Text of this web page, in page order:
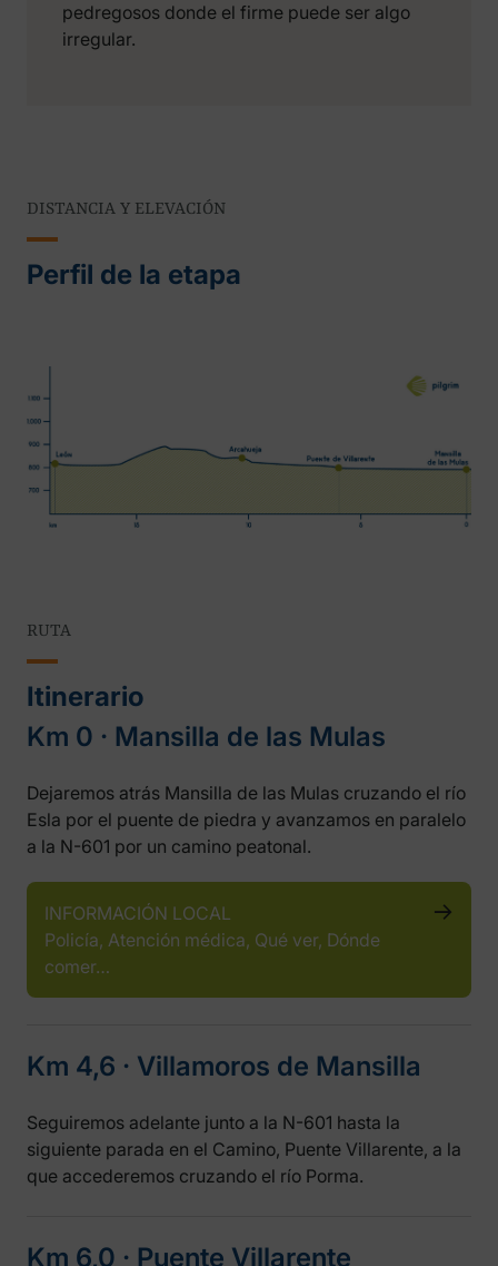
pedregosos donde el firme puede ser algo
irregular.
DISTANCIA Y ELEVACIÓN
Perfil de la etapa
RUTA
Itinerario
Km 0 ‧ Mansilla de las Mulas
Dejaremos atrás Mansilla de las Mulas cruzando el río
Esla por el puente de piedra y avanzamos en paralelo
a la N-601 por un camino peatonal.
INFORMACIÓN LOCAL
Policía, Atención médica, Qué ver, Dónde
comer…
Km 4,6 ‧ Villamoros de Mansilla
Seguiremos adelante junto a la N-601 hasta la
siguiente parada en el Camino, Puente Villarente, a la
que accederemos cruzando el río Porma.
Km 6,0 ‧ Puente Villarente